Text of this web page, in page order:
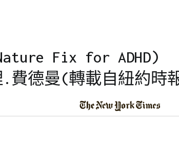
Fix for ADHD)
.費德曼(轉載自紐約時